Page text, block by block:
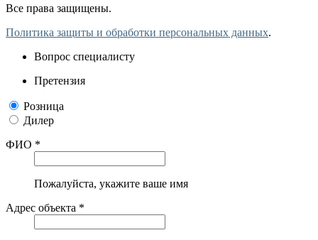
Все права защищены.
Политика защиты и обработки персональных данных.
Вопрос специалисту
Претензия
Розница
Дилер
ФИО *
Пожалуйста, укажите ваше имя
Адрес объекта *